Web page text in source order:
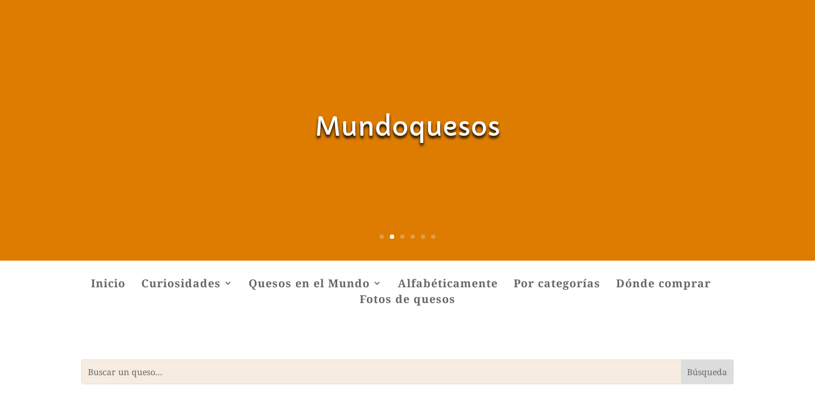
Mundoquesos
Inicio Curiosidades Quesos en el Mundo Alfabéticamente Por categorías
Dónde comprar
Fotos de quesos